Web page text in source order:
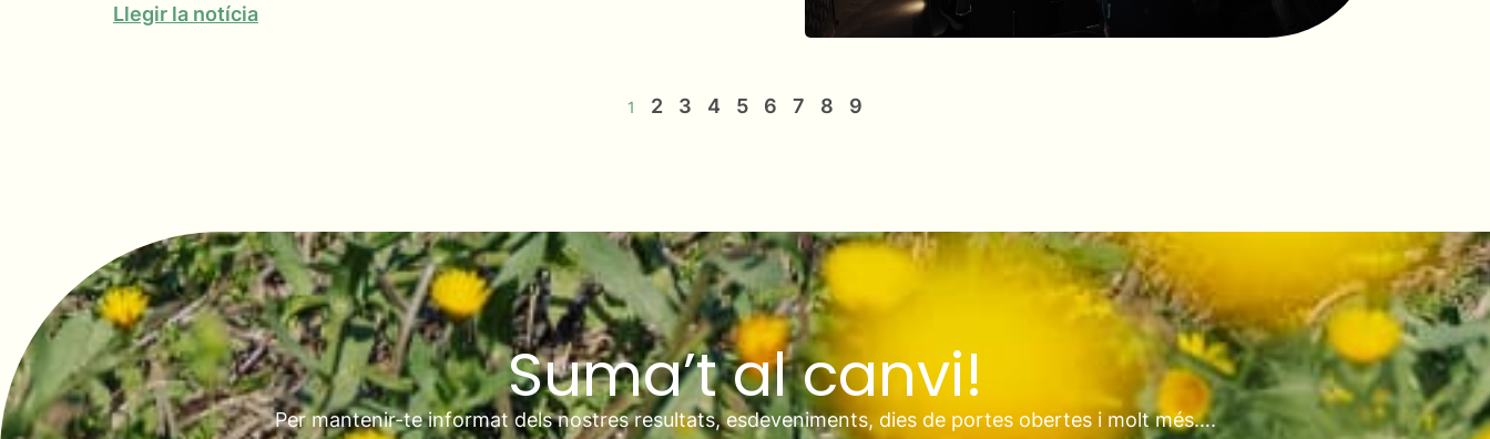
Llegir la notícia
1 2 3 4 5 6 7 8 9
Suma’t al canvi!
Per mantenir-te informat dels nostres resultats, esdeveniments, dies de portes obertes i molt més….